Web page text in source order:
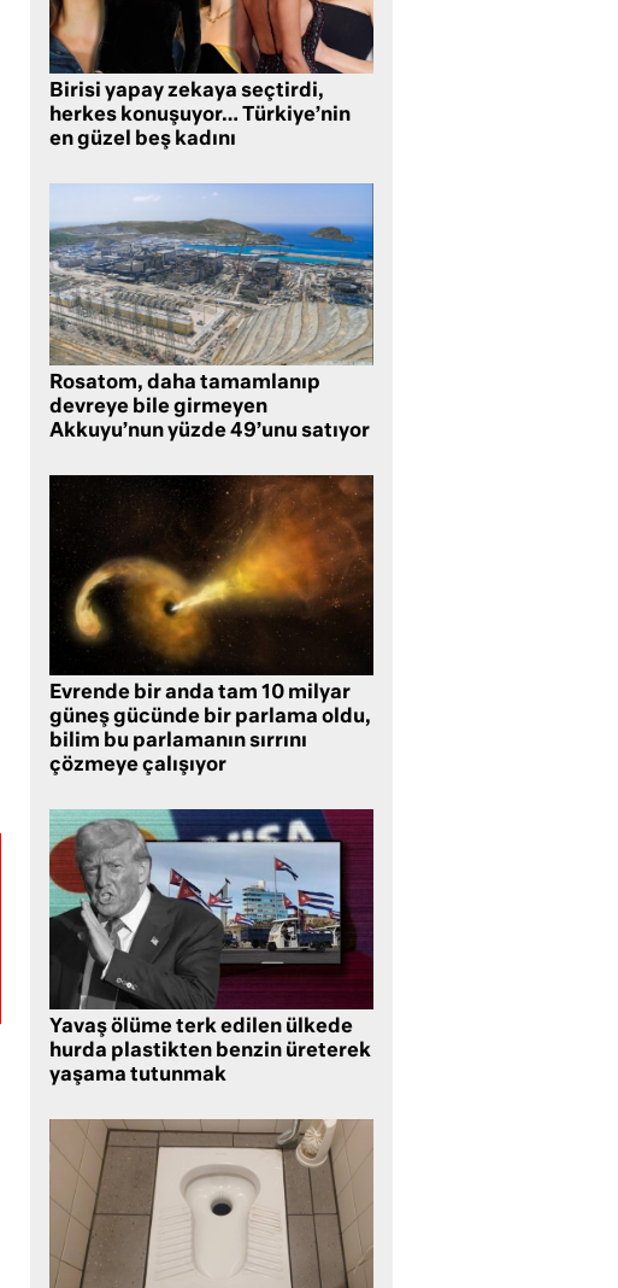
Birisi yapay zekaya seçtirdi,
herkes konuşuyor… Türkiye’nin
en güzel beş kadını
Rosatom, daha tamamlanıp
devreye bile girmeyen
Akkuyu’nun yüzde 49’unu satıyor
Evrende bir anda tam 10 milyar
güneş gücünde bir parlama oldu,
bilim bu parlamanın sırrını
çözmeye çalışıyor
Yavaş ölüme terk edilen ülkede
hurda plastikten benzin üreterek
yaşama tutunmak